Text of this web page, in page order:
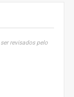
revisados pelo